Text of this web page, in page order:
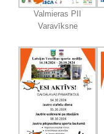
Valmieras PII
Varavīksne